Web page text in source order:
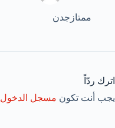
ممتازجدن
اترك ردّاً
يجب أنت تكون مسجل الدخول